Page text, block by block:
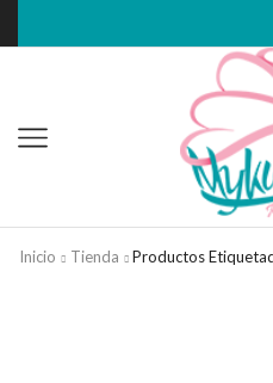
Inicio Tienda Productos